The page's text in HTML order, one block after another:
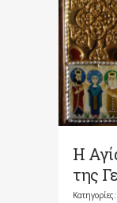
Η
της
Κατηγορίες: